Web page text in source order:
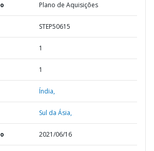
Plano de Aquisições
STEP50615
1
1
Índia,
Sul da Ásia,
2021/06/16